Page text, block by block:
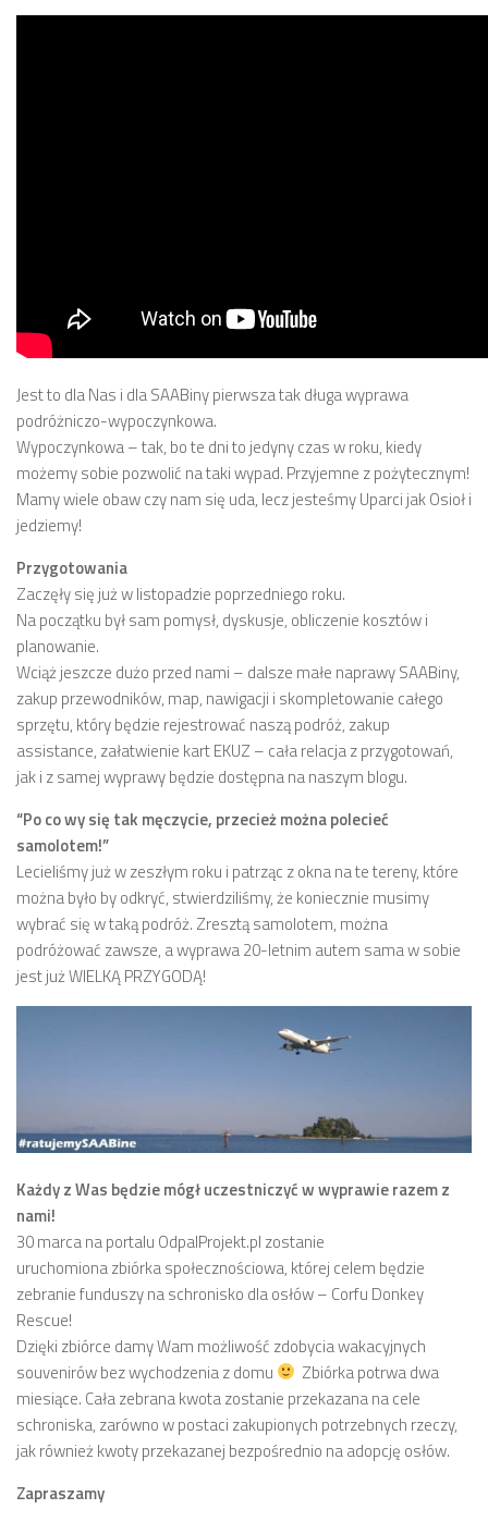
Jest to dla Nas i dla SAABiny pierwsza tak długa wyprawa
podróżniczo-wypoczynkowa.
Wypoczynkowa – tak, bo te dni to jedyny czas w roku, kiedy
możemy sobie pozwolić na taki wypad. Przyjemne z pożytecznym!
Mamy wiele obaw czy nam się uda, lecz jesteśmy Uparci jak Osioł i
jedziemy!
Przygotowania
Zaczęły się już w listopadzie poprzedniego roku.
Na początku był sam pomysł, dyskusje, obliczenie kosztów i
planowanie.
Wciąż jeszcze dużo przed nami – dalsze małe naprawy SAABiny,
zakup przewodników, map, nawigacji i skompletowanie całego
sprzętu, który będzie rejestrować naszą podróż, zakup
assistance, załatwienie kart EKUZ – cała relacja z przygotowań,
jak i z samej wyprawy będzie dostępna na naszym blogu.
“Po co wy się tak męczycie, przecież można polecieć
samolotem!”
Lecieliśmy już w zeszłym roku i patrząc z okna na te tereny, które
można było by odkryć, stwierdziliśmy, że koniecznie musimy
wybrać się w taką podróż. Zresztą samolotem, można
podróżować zawsze, a wyprawa 20-letnim autem sama w sobie
jest już WIELKĄ PRZYGODĄ!
Każdy z Was będzie mógł uczestniczyć w wyprawie razem z
nami!
30 marca na portalu OdpalProjekt.pl zostanie
uruchomiona zbiórka społecznościowa, której celem będzie
zebranie funduszy na schronisko dla osłów – Corfu Donkey
Rescue!
Dzięki zbiórce damy Wam możliwość zdobycia wakacyjnych
souvenirów bez wychodzenia z domu
Zbiórka potrwa dwa
miesiące. Cała zebrana kwota zostanie przekazana na cele
schroniska, zarówno w postaci zakupionych potrzebnych rzeczy,
jak również kwoty przekazanej bezpośrednio na adopcję osłów.
Zapraszamy